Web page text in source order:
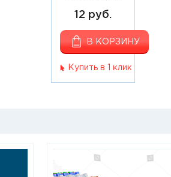
12 руб.
В КОРЗИНУ
Купить в 1 клик